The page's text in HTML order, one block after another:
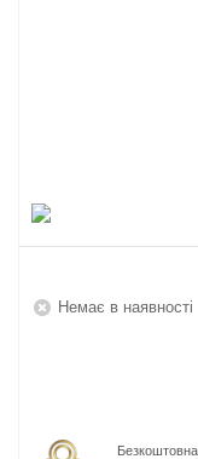
Немає в наявності
Безкоштовна